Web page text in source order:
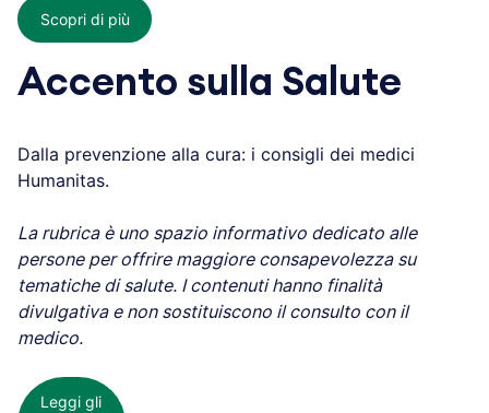
Scopri di più
Accento sulla Salute
Dalla prevenzione alla cura: i consigli dei medici
Humanitas.
La rubrica è uno spazio informativo dedicato alle
persone per offrire maggiore consapevolezza su
tematiche di salute. I contenuti hanno finalità
divulgativa e non sostituiscono il consulto con il
medico.
Leggi gli